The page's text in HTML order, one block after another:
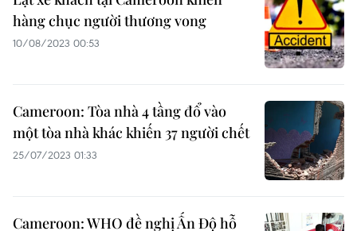
hàng chục người thương vong
10/08/2023 00:53
Cameroon: Tòa nhà 4 tầng đổ vào
một tòa nhà khác khiến 37 người chết
25/07/2023 01:33
Cameroon: WHO đề nghị Ấn Độ hỗ